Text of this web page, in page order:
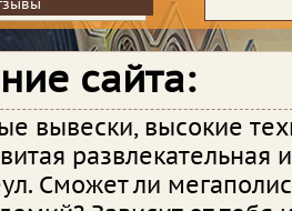
сайта:
вывески, высокие
развлекательная
Сможет ли